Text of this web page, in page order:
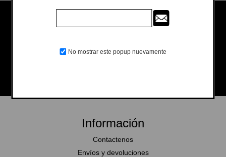
Seguinos en las redes
Información
Contactenos
Envíos y devoluciones
No mostrar este popup nuevamente